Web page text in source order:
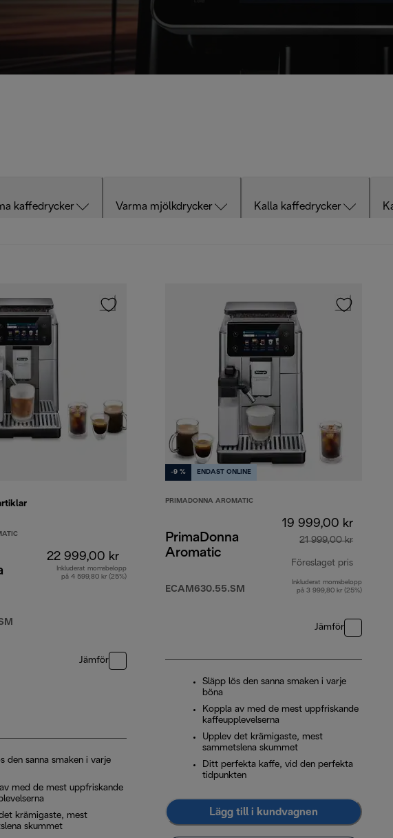
kaffedrycker Varma mjölkdrycker Kalla kaffedrycker
22 999,00 kr
Inkluderat momsbelopp
på 4 599,80 kr (25%)
Jämför
den sanna smaken i varje
med de mest uppfriskande
krämigaste, mest
skummet
-9 % ENDAST ONLINE
PRIMADONNA AROMATIC
PrimaDonna
Aromatic
ECAM630.55.SM
19 999,00 kr
21 999,00 kr
Föreslaget pris
Inkluderat momsbelopp
på 3 999,80 kr (25%)
Jämför
Släpp lös den sanna smaken i varje
böna
Koppla av med de mest uppfriskande
kaffeupplevelserna
Upplev det krämigaste, mest
sammetslena skummet
Ditt perfekta kaffe, vid den perfekta
tidpunkten
Lägg till i kundvagnen